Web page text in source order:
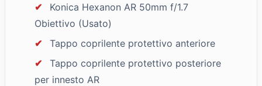
✔
Konica Hexanon AR 50mm f/1.7
Obiettivo (Usato)
✔
Tappo coprilente protettivo anteriore
✔
Tappo coprilente protettivo posteriore
per innesto AR